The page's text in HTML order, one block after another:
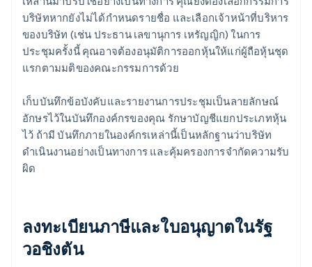
บริษัทหากยังไม่ได้กำหนดรายชื่อ และเลือกเจ้าหน้าที่บริหาร
ของบริษัท (เช่น ประธาน เลขานุการ เหรัญญิก) ในการ
ประชุมครั้งนี้ คุณอาจต้องอนุมัติการออกหุ้นให้แก่ผู้ถือหุ้นชุด
แรกตามมติของคณะกรรมการด้วย
เก็บบันทึกข้อบังคับและรายงานการประชุมเป็นลายลักษณ์
อักษรไว้ในบันทึกองค์กรของคุณ รักษาบัญชีแยกประเภทหุ้น
ไว้ ถ้ามี บันทึกภายในองค์กรเหล่านี้เป็นหลักฐานว่าบริษัท
ดำเนินงานอย่างเป็นทางการ และคุ้มครองการจำกัดความรับ
ผิด
ลงทะเบียนภาษีและใบอนุญาตในรัฐ
วอชิงตัน